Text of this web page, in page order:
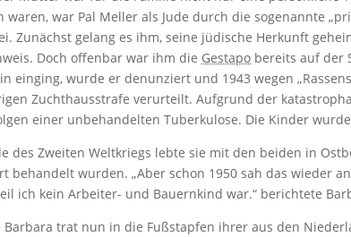
waren, war Pal Meller als Jude durch die sogenannte
Zunächst gelang es ihm, seine jüdische Herkunft
Doch offenbar war ihm die Gestapo bereits auf der
einging, wurde er denunziert und 1943 wegen
Zuchthausstrafe verurteilt. Aufgrund der
einer unbehandelten Tuberkulose. Die Kinder
des Zweiten Weltkriegs lebte sie mit den beiden in
behandelt wurden. „Aber schon 1950 sah das wieder
ich kein Arbeiter- und Bauernkind war.“ berichtete
Barbara trat nun in die Fußstapfen ihrer aus den